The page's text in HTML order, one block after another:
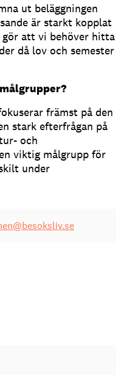
ut beläggningen
är starkt kopplat
att vi behöver hitta
då lov och semester
främst på den
stark efterfrågan på
och
viktig målgrupp för
under